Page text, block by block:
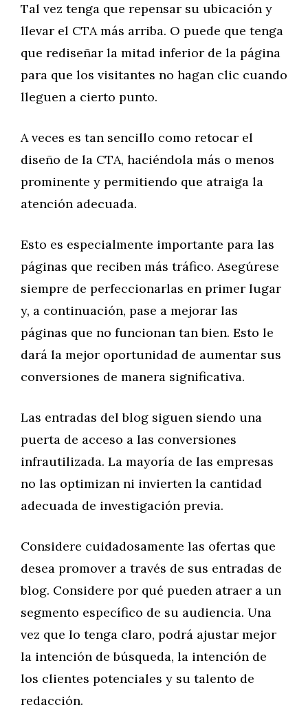
Tal vez tenga que repensar su ubicación y
llevar el CTA más arriba. O puede que tenga
que rediseñar la mitad inferior de la página
para que los visitantes no hagan clic cuando
lleguen a cierto punto.
A veces es tan sencillo como retocar el
diseño de la CTA, haciéndola más o menos
prominente y permitiendo que atraiga la
atención adecuada.
Esto es especialmente importante para las
páginas que reciben más tráfico. Asegúrese
siempre de perfeccionarlas en primer lugar
y, a continuación, pase a mejorar las
páginas que no funcionan tan bien. Esto le
dará la mejor oportunidad de aumentar sus
conversiones de manera significativa.
Las entradas del blog siguen siendo una
puerta de acceso a las conversiones
infrautilizada. La mayoría de las empresas
no las optimizan ni invierten la cantidad
adecuada de investigación previa.
Considere cuidadosamente las ofertas que
desea promover a través de sus entradas de
blog. Considere por qué pueden atraer a un
segmento específico de su audiencia. Una
vez que lo tenga claro, podrá ajustar mejor
la intención de búsqueda, la intención de
los clientes potenciales y su talento de
redacción.